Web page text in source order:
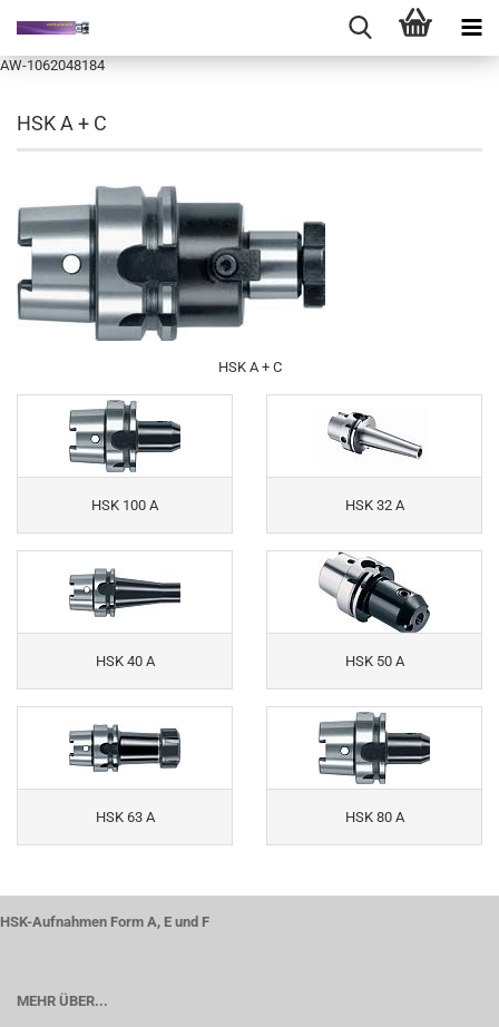
AW-1062048184
HSK A + C
HSK A + C
HSK 100 A HSK 32 A
HSK 40 A HSK 50 A
HSK 63 A HSK 80 A
HSK-Aufnahmen Form A, E und F
MEHR ÜBER...